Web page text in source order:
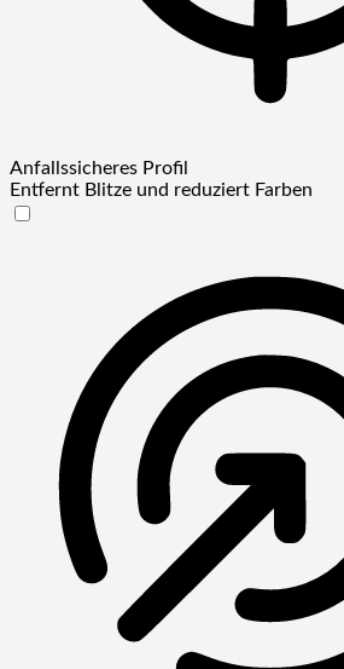
Anfallssicheres Profil
Entfernt Blitze und reduziert Farben